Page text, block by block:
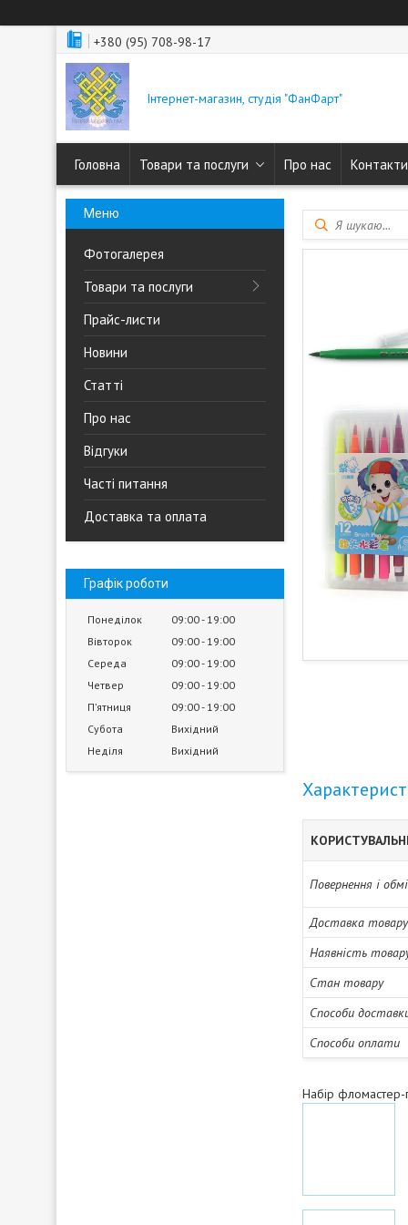
+380 (95) 708-98-17
Інтернет-магазин, студія "ФанФарт"
Головна Товари та послуги Про нас Контакти
Фотогалерея
Товари та послуги
Прайс-листи
Новини
Статті
Про нас
Відгуки
Часті питання
Доставка та оплата
Графік роботи
Понеділок 09:00 19:00
Вівторок
09:00 19:00
Середа
09:00 19:00
Четвер
09:00 19:00
Пʼятниця
09:00 19:00
Субота
Вихідний
Неділя
Вихідний
Повернення і
Доставка товару
Наявність
Стан товару
Способи
Способи оплати
Набір фломастер-